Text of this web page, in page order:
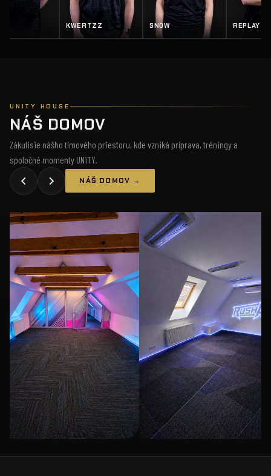
SN0W REPLAY SALTY
UNITY HOUSE
NÁŠ DOMOV
Zákulisie nášho tímového priestoru, kde vzniká príprava, tréningy a
spoločné momenty UNiTY.
NÁŠ DOMOV →